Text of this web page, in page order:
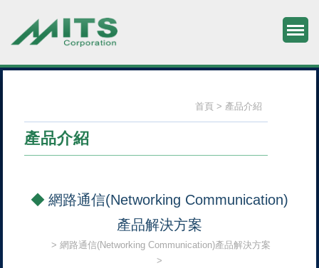
首頁 產品介紹
產品介紹
網路通信(Networking Communication)
產品解決方案
網路通信(Networking Communication)產品解決方案